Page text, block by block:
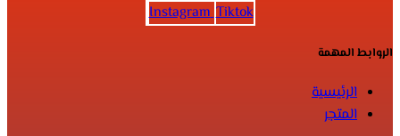
Instagram Tiktok
الروابط المهمة
الرئيسية
المتجر